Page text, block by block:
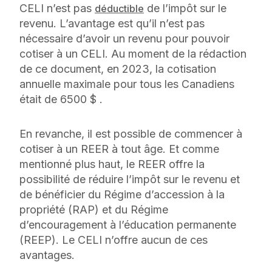
CELI n’est pas déductible de l’impôt sur le
revenu. L’avantage est qu’il n’est pas
nécessaire d’avoir un revenu pour pouvoir
cotiser à un CELI. Au moment de la rédaction
de ce document, en 2023, la cotisation
annuelle maximale pour tous les Canadiens
était de 6500 $ .
En revanche, il est possible de commencer à
cotiser à un REER à tout âge. Et comme
mentionné plus haut, le REER offre la
possibilité de réduire l’impôt sur le revenu et
de bénéficier du Régime d’accession à la
propriété (RAP) et du Régime
d’encouragement à l’éducation permanente
(REEP). Le CELI n’offre aucun de ces
avantages.